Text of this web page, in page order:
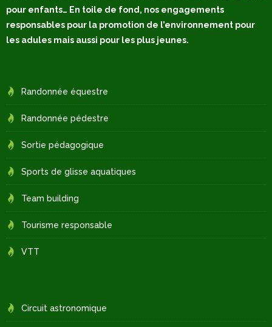
pour enfants… En toile de fond, nos engagements
responsables pour la promotion de l’environnement pour
les adules mais aussi pour les plus jeunes.
Randonnée équestre
Randonnée pédestre
Sortie pédagogique
Sports de glisse aquatiques
Team building
Tourisme responsable
VTT
Circuit astronomique